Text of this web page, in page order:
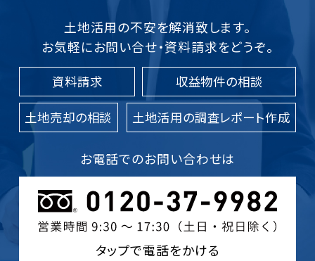
土地活用の不安を解消致します。
お気軽にお問い合せ・資料請求をどうぞ。
資料請求 収益物件の相談
土地売却の相談 土地活用の調査レポート作成
お電話でのお問い合わせは
タップで電話をかける